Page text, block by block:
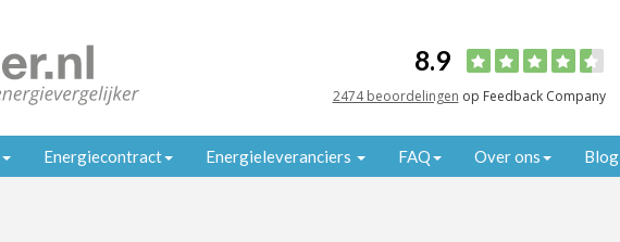
8.9
2474 beoordelingen op Feedback Company
Energiecontract Energieleveranciers FAQ Over ons Blog